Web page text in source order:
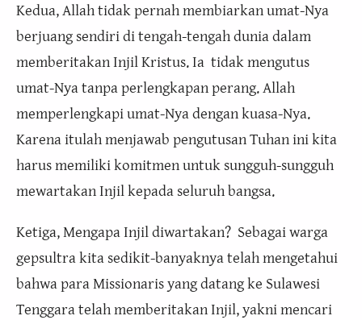
Kedua, Allah tidak pernah membiarkan umat-Nya
berjuang sendiri di tengah-tengah dunia dalam
memberitakan Injil Kristus. Ia tidak mengutus
umat-Nya tanpa perlengkapan perang. Allah
memperlengkapi umat-Nya dengan kuasa-Nya.
Karena itulah menjawab pengutusan Tuhan ini kita
harus memiliki komitmen untuk sungguh-sungguh
mewartakan Injil kepada seluruh bangsa.
Ketiga, Mengapa Injil diwartakan? Sebagai warga
gepsultra kita sedikit-banyaknya telah mengetahui
bahwa para Missionaris yang datang ke Sulawesi
Tenggara telah memberitakan Injil, yakni mencari